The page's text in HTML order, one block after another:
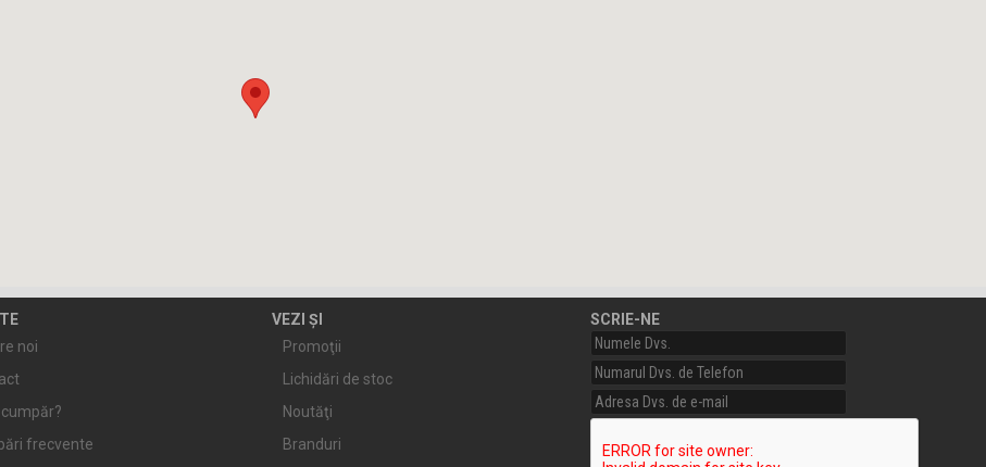
noi
frecvente
VEZI ȘI
Promoţii
Lichidări de stoc
Noutăţi
Branduri
SCRIE-NE